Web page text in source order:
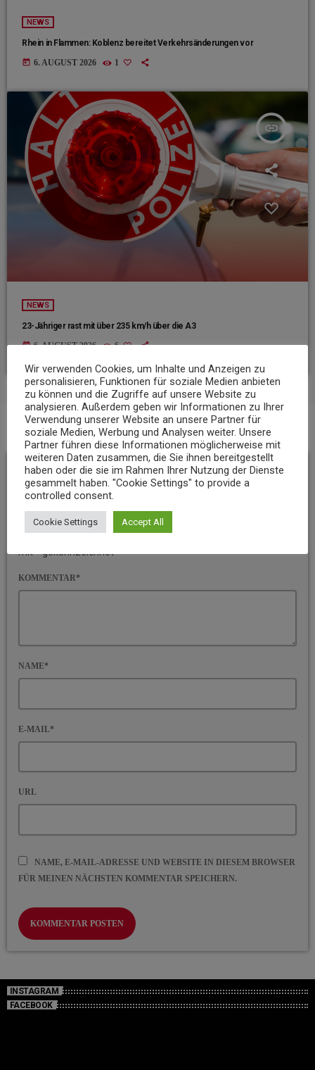
NEWS
Rhein in Flammen: Koblenz bereitet Verkehrsänderungen vor
today 6. AUGUST 2026 1
insert_link
NEWS
23-Jähriger rast mit über 235 km/h über die A3
today 6. AUGUST 2026 6
BEITRAGS-KOMMENTARE (0)
Hinterlassen Sie eine
Antwort
mit * gekennzeichnet
KOMMENTAR*
NAME*
E-MAIL*
URL
NAME, E-MAIL-ADRESSE UND WEBSITE IN DIESEM BROWSER
FÜR MEINEN NÄCHSTEN KOMMENTAR SPEICHERN.
INSTAGRAM
FACEBOOK
Wir verwenden Cookies, um Inhalte und Anzeigen zu
personalisieren, Funktionen für soziale Medien anbieten
zu können und die Zugriffe auf unsere Website zu
analysieren. Außerdem geben wir Informationen zu Ihrer
Verwendung unserer Website an unsere Partner für
soziale Medien, Werbung und Analysen weiter. Unsere
Partner führen diese Informationen möglicherweise mit
weiteren Daten zusammen, die Sie ihnen bereitgestellt
haben oder die sie im Rahmen Ihrer Nutzung der Dienste
gesammelt haben. "Cookie Settings" to provide a
controlled consent.
Cookie Settings Accept All